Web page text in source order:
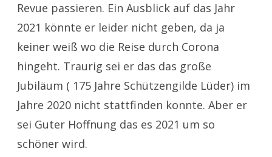
Revue passieren. Ein Ausblick auf das Jahr
2021 könnte er leider nicht geben, da ja
keiner weiß wo die Reise durch Corona
hingeht. Traurig sei er das das große
Jubiläum ( 175 Jahre Schützengilde Lüder) im
Jahre 2020 nicht stattfinden konnte. Aber er
sei Guter Hoffnung das es 2021 um so
schöner wird.